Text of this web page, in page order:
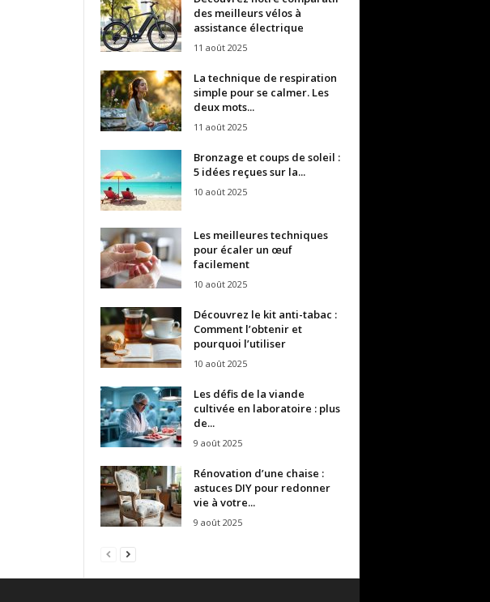
des meilleurs vélos à
assistance électrique
11 août 2025
La technique de respiration
simple pour se calmer. Les
deux mots...
11 août 2025
Bronzage et coups de soleil :
5 idées reçues sur la...
10 août 2025
Les meilleures techniques
pour écaler un œuf
facilement
10 août 2025
Découvrez le kit anti-tabac :
Comment l’obtenir et
pourquoi l’utiliser
10 août 2025
Les défis de la viande
cultivée en laboratoire : plus
de...
9 août 2025
Rénovation d’une chaise :
astuces DIY pour redonner
vie à votre...
9 août 2025